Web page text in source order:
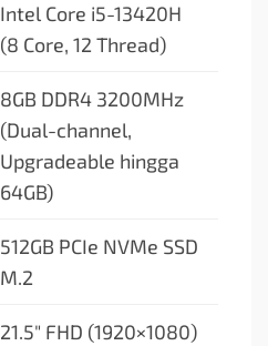
Intel Core i5-13420H
(8 Core, 12 Thread)
8GB DDR4 3200MHz
(Dual-channel,
Upgradeable hingga
64GB)
512GB PCIe NVMe SSD
M.2
21.5″ FHD (1920×1080)